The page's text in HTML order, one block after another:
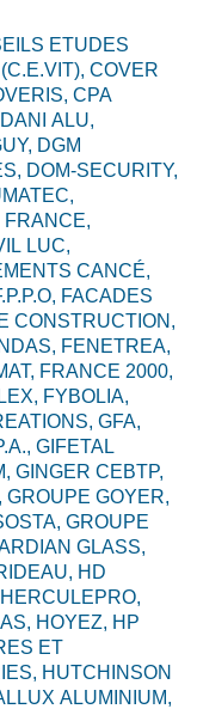
ETUDES
COVER
CPA
DANI ALU,
DGM
DOM-SECURITY,
FRANCE,
LUC,
CANCÉ,
FACADES
CONSTRUCTION,
FENETREA,
FRANCE 2000,
FYBOLIA,
GFA,
GIFETAL
GINGER CEBTP,
GROUPE GOYER,
GROUPE
GLASS,
HD
HERCULEPRO,
HOYEZ, HP
ET
HUTCHINSON
ALUMINIUM,